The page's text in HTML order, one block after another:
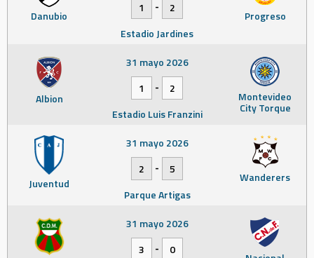
Danubio Progreso
1
-
2
Estadio Jardines
Albion Montevideo
City Torque
31 mayo 2026
1
-
2
Estadio Luis Franzini
Juventud Wanderers
31 mayo 2026
2
-
5
Parque Artigas
31 mayo 2026
3
-
0